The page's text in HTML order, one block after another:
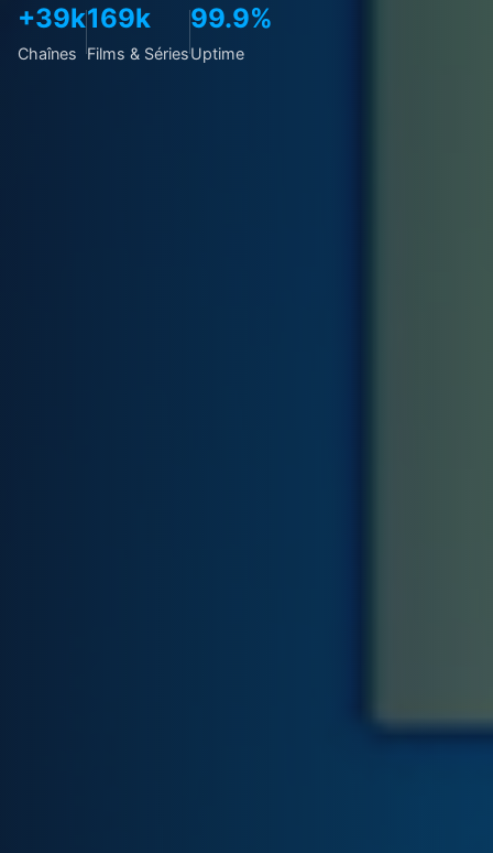
+39k
Chaînes
169k
Films & Séries
99.9%
Uptime